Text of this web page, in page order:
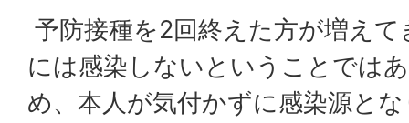
予防接種を2回終えた方が増え
には感染しないということでは
め、本人が気付かずに感染源と